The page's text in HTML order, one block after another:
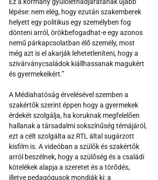
lépése: nem elég, hogy ezután szakemberek
helyett egy politikus egy személyben fog
dönteni arról, örökbefogadhat-e egy azonos
nemű párkapcsolatban élő személy, most
még azt is el akarják lehetetleníteni, hogy a
szivárványcsaládok kiállhassanak magukért
és gyermekeikért.”
A Médiahatóság érvelésével szemben a
szakértők szerint éppen hogy a gyermekek
érdekét szolgálja, ha koruknak megfelelően
hallanak a társadalmi sokszínűség témájáról,
ezt a célt szolgálta az RTL által sugárzott
kisfilm is. A videóban a szülők és szakértők
arról beszélnek, hogy a szülőség és a családi
kötelékek alapja a szeretet és a törődés,
illetve pedagógusok mondják ki: a